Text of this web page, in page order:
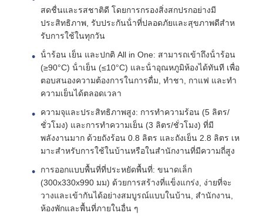
ตัวกรองน้ำ
ไส้กรองน้ำ
เครื่องฆ่าเชื้อโรคด้วยรังสียูวี
ข้อต่อเชื่อมต่อไส้กรองน้ำ
สดชื่นและรสชาติดี โดยการกรองสิ่งสกปรกอย่างมี
ประสิทธิภาพ, รับประกันน้ําที่ปลอดภัยและสุขภาพดีสําห
รับการใช้ในทุกวัน
น้ําร้อน เย็น และปกติ All in One: สามารถเข้าถึงน้ําร้อน
(≥90°C) น้ําเย็น (≤10°C) และน้ําอุณหภูมิห้องได้ทันที เพื่อ
ตอบสนองความต้องการในการดื่ม, ทําชา, กาแฟ และทํา
ความเย็นได้ตลอดเวลา
ความจุและประสิทธิภาพสูง: การทําความร้อน (5 ลิตร/
ชั่วโมง) และการทําความเย็น (3 ลิตร/ชั่วโมง) ที่มี
พลังงานมาก ด้วยถังร้อน 0.8 ลิตร และถังเย็น 2.8 ลิตร เห
มาะสําหรับการใช้ในบ้านหรือในสํานักงานที่มีความถี่สูง
การออกแบบพื้นที่ที่ประหยัดพื้นที่: ขนาดเล็ก
(300x330x990 มม) ด้วยการสร้างที่แข็งแกร่ง, ง่ายที่จะ
วางและเข้ากันได้อย่างสมบูรณ์แบบในบ้าน, สํานักงาน,
ห้องพักและพื้นที่ภายในอื่น ๆ